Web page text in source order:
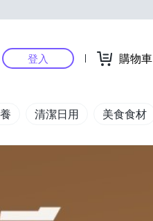
登入 購物車
清潔日用 美食食材